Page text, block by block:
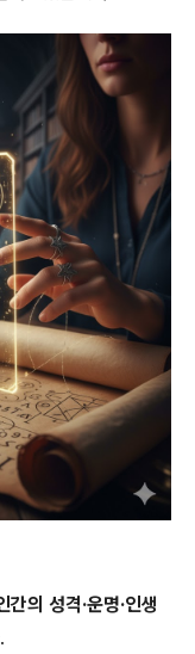
간의 성격·운명·인생